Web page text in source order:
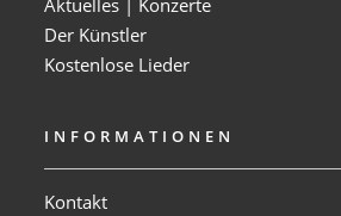
Der Künstler
Kostenlose Lieder
INFORMATIONEN
Kontakt